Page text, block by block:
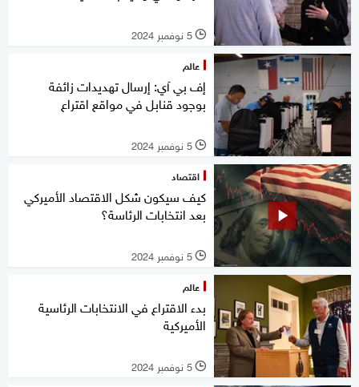
l 5 نوفمبر 2024
عالم
إف بي آي: إرسال تهديدات زائفة
بوجود قنابل في مواقع اقتراع
l 5 نوفمبر 2024
اقتصاد
كيف سيكون شكل الاقتصاد الأميركي
بعد انتخابات الرئاسة؟
l 5 نوفمبر 2024
عالم
بدء الاقتراع في الانتخابات الرئاسية
الأميركية
l 5 نوفمبر 2024